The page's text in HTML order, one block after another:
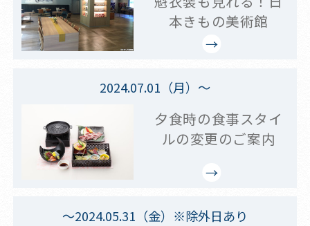
本きもの美術館
2024.07.01（月）～
夕食時の食事スタイ
ルの変更のご案内
～2024.05.31（金）※除外日あり